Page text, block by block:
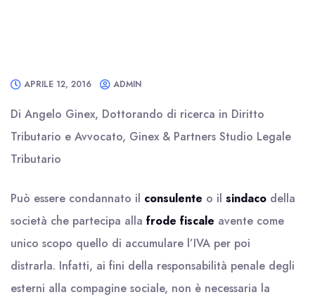
APRILE 12, 2016 ADMIN
Di Angelo Ginex, Dottorando di ricerca in Diritto
Tributario e Avvocato, Ginex & Partners Studio Legale
Tributario
Può essere condannato il consulente o il sindaco della
società che partecipa alla frode fiscale avente come
unico scopo quello di accumulare l’IVA per poi
distrarla. Infatti, ai fini della responsabilità penale degli
esterni alla compagine sociale, non è necessaria la